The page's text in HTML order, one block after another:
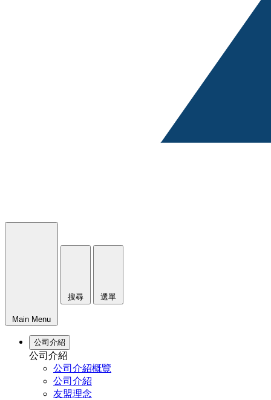
Main Menu
搜尋 選單
公司介紹
公司介紹
公司介紹概覽
公司介紹
友盟理念